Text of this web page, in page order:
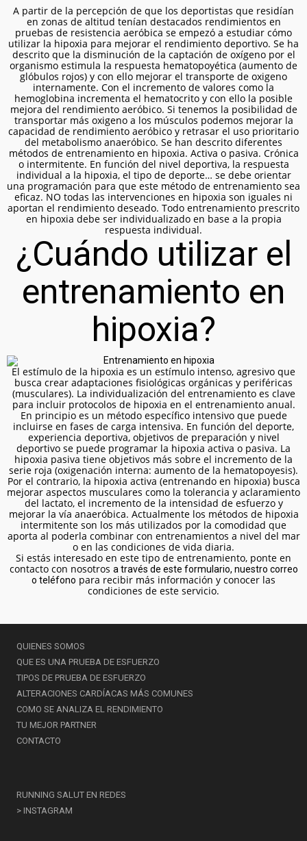
A partir de la percepción de que los deportistas que residían
en zonas de altitud tenían destacados rendimientos en
pruebas de resistencia aeróbica se empezó a estudiar cómo
utilizar la hipoxia para mejorar el rendimiento deportivo. Se ha
descrito que la disminución de la captación de oxígeno por el
organismo estimula la respuesta hematopoyética (aumento de
glóbulos rojos) y con ello mejorar el transporte de oxigeno
internamente. Con el incremento de valores como la
hemoglobina incrementa el hematocrito y con ello la posible
mejora del rendimiento aeróbico. Si tenemos la posibilidad de
transportar más oxigeno a los músculos podemos mejorar la
capacidad de rendimiento aeróbico y retrasar el uso prioritario
del metabolismo anaeróbico. Se han descrito diferentes
métodos de entrenamiento en hipoxia. Activa o pasiva. Crónica
o intermitente. En función del nivel deportiva, la respuesta
individual a la hipoxia, el tipo de deporte… se debe orientar
una programación para que este método de entrenamiento sea
eficaz. NO todas las intervenciones en hipoxia son iguales ni
aportan el rendimiento deseado. Todo entrenamiento prescrito
en hipoxia debe ser individualizado en base a la propia
respuesta individual.
¿Cuándo utilizar el
entrenamiento en
hipoxia?
El estímulo de la hipoxia es un estímulo intenso, agresivo que
busca crear adaptaciones fisiológicas orgánicas y periféricas
(musculares). La individualización del entrenamiento es clave
para incluir protocolos de hipoxia en el entrenamiento anual.
En principio es un método específico intensivo que puede
incluirse en fases de carga intensiva. En función del deporte,
experiencia deportiva, objetivos de preparación y nivel
deportivo se puede programar la hipoxia activa o pasiva. La
hipoxia pasiva tiene objetivos más sobre el incremento de la
serie roja (oxigenación interna: aumento de la hematopoyesis).
Por el contrario, la hipoxia activa (entrenando en hipoxia) busca
mejorar aspectos musculares como la tolerancia y aclaramiento
del lactato, el incremento de la intensidad de esfuerzo y
mejorar la vía anaeróbica. Actualmente los métodos de hipoxia
intermitente son los más utilizados por la comodidad que
aporta al poderla combinar con entrenamientos a nivel del mar
o en las condiciones de vida diaria.
Si estás interesado en este tipo de entrenamiento, ponte en
contacto con nosotros a través de este formulario, nuestro correo
o teléfono para recibir más información y conocer las
condiciones de este servicio.
QUIENES SOMOS
QUE ES UNA PRUEBA DE ESFUERZO
TIPOS DE PRUEBA DE ESFUERZO
ALTERACIONES CARDÍACAS MÁS COMUNES
COMO SE ANALIZA EL RENDIMIENTO
TU MEJOR PARTNER
CONTACTO
RUNNING SALUT EN REDES
> INSTAGRAM